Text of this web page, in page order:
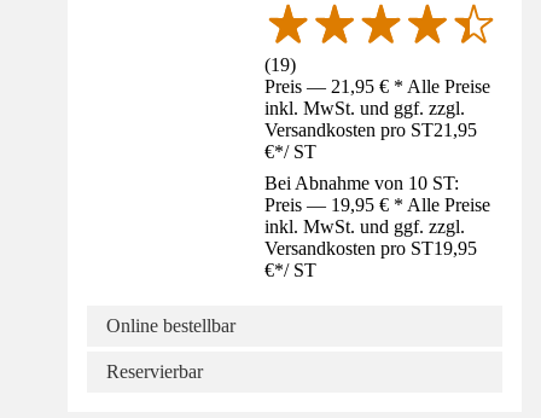
(19)
Preis — 21,95 € * Alle Preise
inkl. MwSt. und ggf. zzgl.
Versandkosten pro ST21,95
€*/ ST
Bei Abnahme von 10 ST:
Preis — 19,95 € * Alle Preise
inkl. MwSt. und ggf. zzgl.
Versandkosten pro ST19,95
€*/ ST
Online bestellbar
Reservierbar